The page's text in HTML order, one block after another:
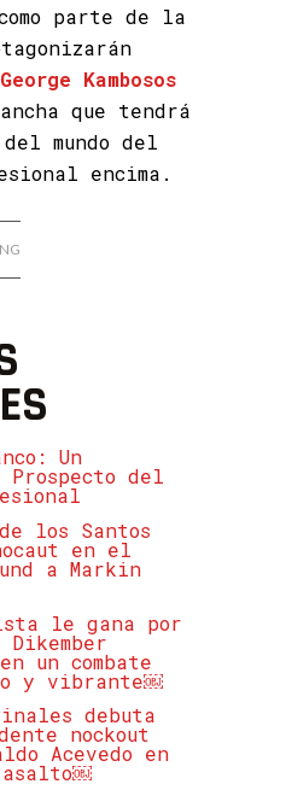
parte de la
Kambosos
que tendrá
mundo del
encima.
Un
Prospecto del
los Santos
en el
a Markin
le gana por
un combate
y vibrante￼
debuta
nockout
Acevedo en